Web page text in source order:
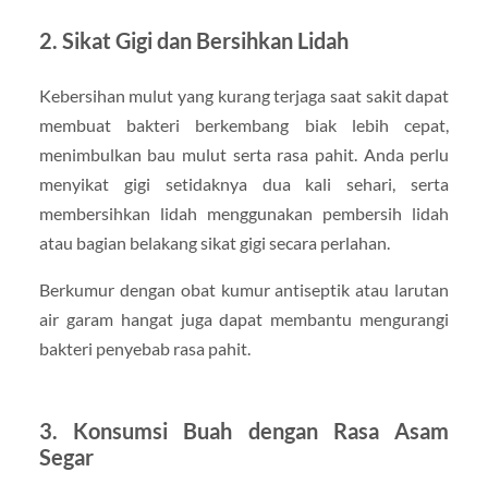
2. Sikat Gigi dan Bersihkan Lidah
Kebersihan mulut yang kurang terjaga saat sakit dapat
membuat bakteri berkembang biak lebih cepat,
menimbulkan bau mulut serta rasa pahit. Anda perlu
menyikat gigi setidaknya dua kali sehari, serta
membersihkan lidah menggunakan pembersih lidah
atau bagian belakang sikat gigi secara perlahan.
Berkumur dengan obat kumur antiseptik atau larutan
air garam hangat juga dapat membantu mengurangi
bakteri penyebab rasa pahit.
3. Konsumsi Buah dengan Rasa Asam
Segar